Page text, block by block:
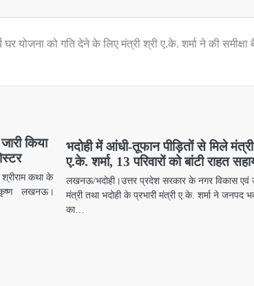
घर योजना को गति देने के लिए मंत्री श्री ए.के. शर्मा ने की
किया
श्रीराम कथा के
कृष्ण लखनऊ।
भदोही में आंधी-तूफान पीड़ितों से मिले मंत्री
ए.के. शर्मा, 13 परिवारों को बांटी राहत
लखनऊ/भदोही।उत्तर प्रदेश सरकार के नगर विकास एवं
मंत्री तथा भदोही के प्रभारी मंत्री ए.के. शर्मा ने जनपद
का…